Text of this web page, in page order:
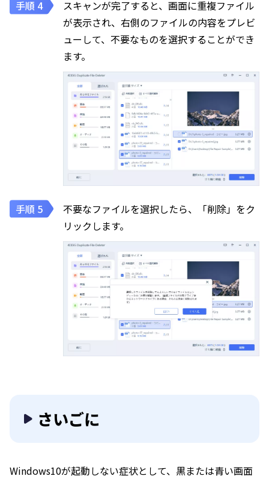
スキャンが完了すると、画面に重複ファイル
が表示され、右側のファイルの内容をプレビ
ューして、不要なものを選択することができ
ます。
不要なファイルを選択したら、「削除」をク
リックします。
さいごに
Windows10が起動しない症状として、黒または青い画面